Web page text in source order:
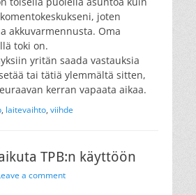
joten
akkuvarmennusta. Oma
toki on.
yritän saada vastauksia
tai tätiä ylemmältä sitten,
kerran vapaata aikaa.
, laitevaihto, viihde
TPB:n käyttöön
a comment